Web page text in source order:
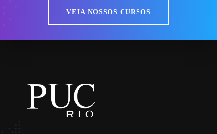
VEJA NOSSOS CURSOS